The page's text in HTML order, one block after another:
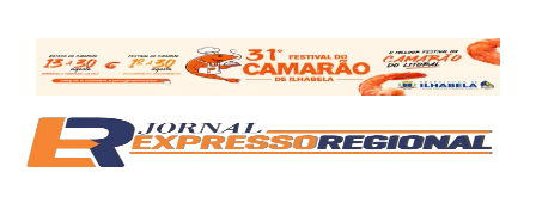
conteúdo